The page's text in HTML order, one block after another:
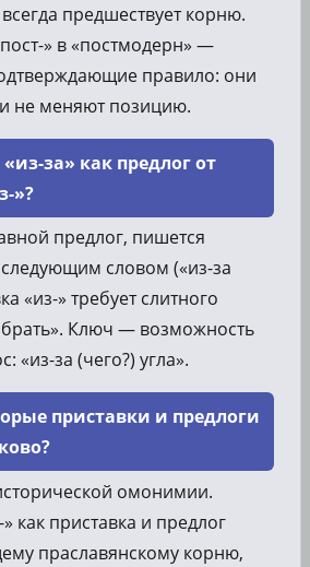
предшествует корню.
» в «постмодерн» —
правило: они
не меняют позицию.
за» как предлог от
»?
предлог, пишется
словом («из-за
«из-» требует слитного
Ключ — возможность
«из-за (чего?) угла».
приставки и предлоги
омонимии.
как приставка и предлог
праславянскому корню,